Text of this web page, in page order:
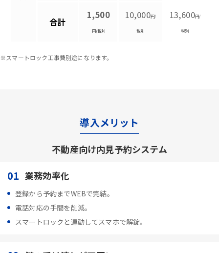
合計
1,500
円/税別
10,000円/
税別
13,600円/
税別
※スマートロック工事費別途になります。
導入メリット
不動産向け内見予約システム
01 業務効率化
登録から予約までWEBで完結。
電話対応の手間を削減。
スマートロックと連動してスマホで解錠。